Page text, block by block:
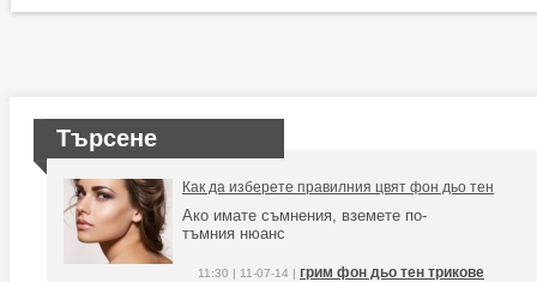
Търсене
Как да изберете правилния цвят фон дьо тен
Ако имате съмнения, вземете по-
тъмния нюанс
11:30 | 11-07-14 | грим фон дьо тен трикове